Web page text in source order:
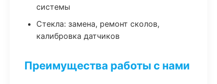
системы
Стекла: замена, ремонт сколов,
калибровка датчиков
Преимущества работы с нами